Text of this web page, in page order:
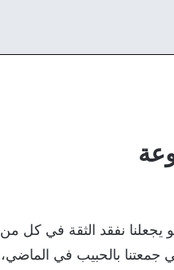
يجعلنا نفقد الثقة في كل من
جمعتنا بالحبيب في الماضي،